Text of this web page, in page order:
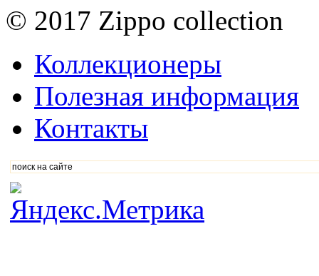
© 2017 Zippo collection
Коллекционеры
Полезная информация
Контакты